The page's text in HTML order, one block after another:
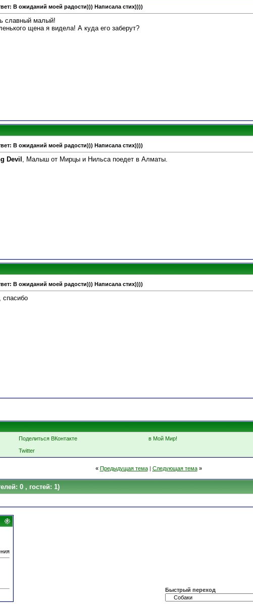
В ожиданий моей радости))) Написала стих))))
славный малый!
щена я видела! А куда его заберут?
В ожиданий моей радости))) Написала стих))))
Devil , Малыш от Мирцы и Нильса поедет в Алматы.
В ожиданий моей радости))) Написала стих))))
спасибо
Поделиться ВКонтакте в Мой Мир!
Twitter
« Предыдущая тема| Следующая тема »
0 , гостей: 1)
Быстрый переход